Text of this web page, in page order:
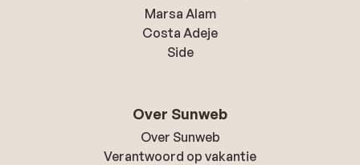
Marsa Alam
Costa Adeje
Side
Over Sunweb
Over Sunweb
Verantwoord op vakantie